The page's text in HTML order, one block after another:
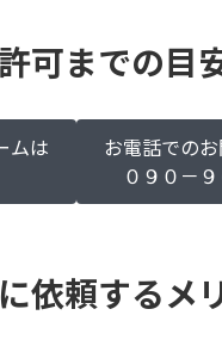
許可までの目
ムは
お電話での
０９０－
依頼するメ